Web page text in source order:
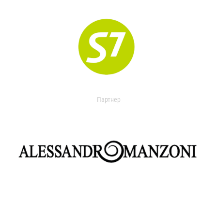
Партнер